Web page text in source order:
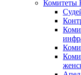
Комитеты